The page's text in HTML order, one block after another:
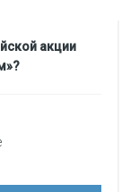
акции